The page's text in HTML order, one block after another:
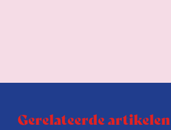
Gerelateerde artikelen